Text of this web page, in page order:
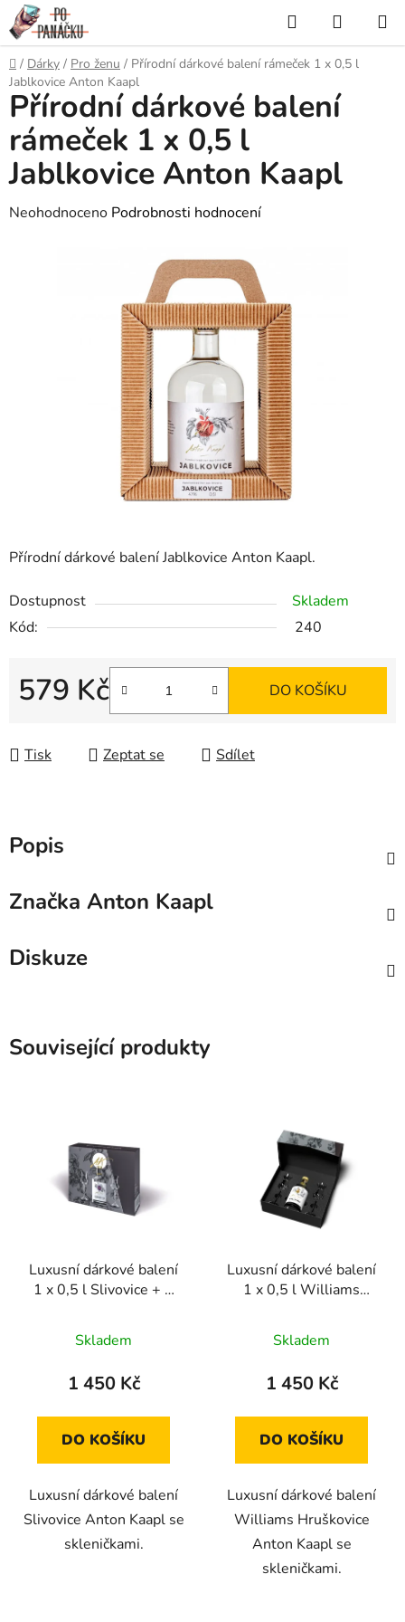
Přejít
na
obsah
Hledat
KOŠÍK
Domů
/ Dárky / Pro ženu / Přírodní dárkové balení rámeček 1 x 0,5 l
Jablkovice Anton Kaapl
Přírodní dárkové balení Jablkovice Anton Kaapl.
Dostupnost
Skladem
Kód:
240
579 Kč DO KOŠÍKU
Tisk Zeptat se Sdílet
Přírodní dárkové balení
rámeček 1 x 0,5 l
Jablkovice Anton Kaapl
Průměrné
Neohodnoceno Podrobnosti hodnocení
Popis
Značka Anton Kaapl
Diskuze
Související produkty
Luxusní dárkové balení
1 x 0,5 l Slivovice + 2
Skladem
1 450 Kč
DO KOŠÍKU
Luxusní dárkové balení
Slivovice Anton Kaapl se
skleničkami.
Luxusní dárkové balení
1 x 0,5 l Williams
skleničky Anton Kaapl
Skladem
1 450 Kč
DO KOŠÍKU
Luxusní dárkové balení
Williams Hruškovice
Anton Kaapl se
skleničkami.